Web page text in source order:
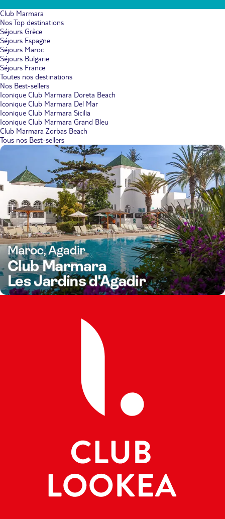
Club Marmara
Nos Top destinations
Séjours Grèce
Séjours Espagne
Séjours Maroc
Séjours Bulgarie
Séjours France
Toutes nos destinations
Nos Best-sellers
Iconique Club Marmara Doreta Beach
Iconique Club Marmara Del Mar
Iconique Club Marmara Sicilia
Iconique Club Marmara Grand Bleu
Club Marmara Zorbas Beach
Tous nos Best-sellers